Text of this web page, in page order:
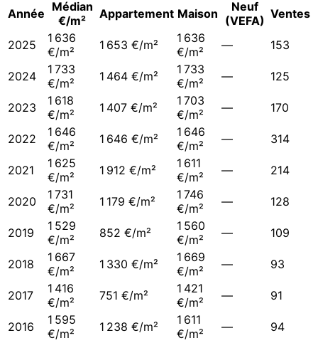
Année Médian
€/m²
Appartement Maison
Neuf
(VEFA) Ventes
2025
1 636
€/m²
1 653 €/m²
1 636
€/m²
— 153
2024
1 733
€/m²
1 464 €/m²
1 733
€/m²
— 125
2023
1 618
€/m²
1 407 €/m²
1 703
€/m²
— 170
2022
1 646
€/m²
1 646 €/m²
1 646
€/m²
— 314
2021
1 625
€/m²
1 912 €/m²
1 611
€/m²
— 214
2020
1 731
€/m²
1 179 €/m²
1 746
€/m²
— 128
2019
1 529
€/m²
852 €/m²
1 560
€/m²
— 109
2018
1 667
€/m²
1 330 €/m²
1 669
€/m²
— 93
2017
1 416
€/m²
751 €/m²
1 421
€/m²
— 91
2016
1 595
€/m²
1 238 €/m²
1 611
€/m²
— 94